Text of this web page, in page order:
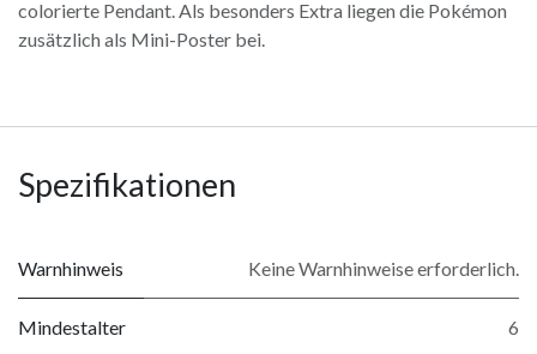
colorierte Pendant. Als besonders Extra liegen die Pokémon
zusätzlich als Mini-Poster bei.
Spezifikationen
Warnhinweis Keine Warnhinweise erforderlich.
Mindestalter 6